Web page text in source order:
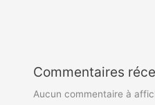
Commentaires
Aucun commentaire à